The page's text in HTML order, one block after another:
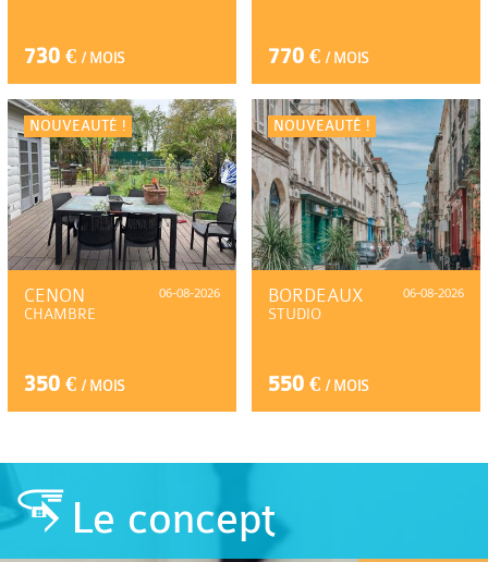
730 € / MOIS 770 € / MOIS
NOUVEAUTÉ !
06-08-2026
CENON
CHAMBRE
350 € / MOIS
NOUVEAUTÉ !
06-08-2026
BORDEAUX
STUDIO
550 € / MOIS
Le concept